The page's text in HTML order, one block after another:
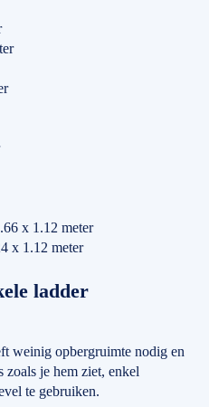
x 1.12 meter
x 1.12 meter
ladder
weinig opbergruimte nodig en
je hem ziet, enkel
te gebruiken.